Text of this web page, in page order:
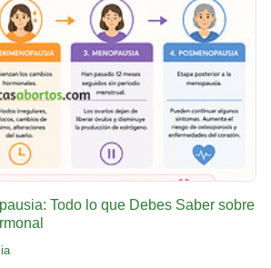
Todo lo que Debes Saber sobre